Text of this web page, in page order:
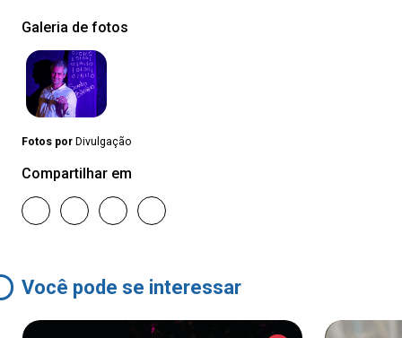
Galeria de fotos
Fotos por Divulgação
Compartilhar em
Você pode se interessar